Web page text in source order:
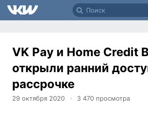
VK Pay и Home Credit
открыли ранний
рассрочке
29 октября 2020 3 470 просмотра